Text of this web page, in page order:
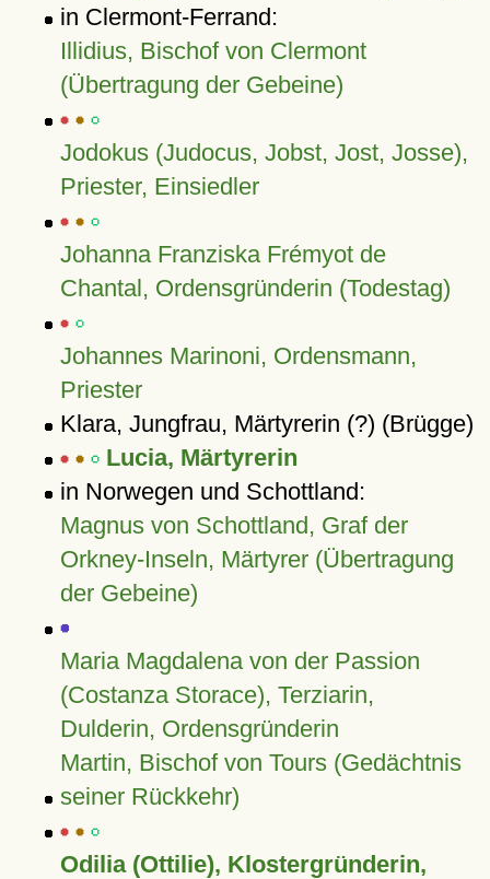
in Clermont-Ferrand:
Illidius, Bischof von Clermont
(Übertragung der Gebeine)
Jodokus (Judocus, Jobst, Jost, Josse),
Priester, Einsiedler
Johanna Franziska Frémyot de
Chantal, Ordensgründerin (Todestag)
Johannes Marinoni, Ordensmann,
Priester
Klara, Jungfrau, Märtyrerin (?) (Brügge)
Lucia, Märtyrerin
in Norwegen und Schottland:
Magnus von Schottland, Graf der
Orkney-Inseln, Märtyrer (Übertragung
der Gebeine)
Maria Magdalena von der Passion
(Costanza Storace), Terziarin,
Dulderin, Ordensgründerin
Martin, Bischof von Tours (Gedächtnis
seiner Rückkehr)
Odilia (Ottilie), Klostergründerin,